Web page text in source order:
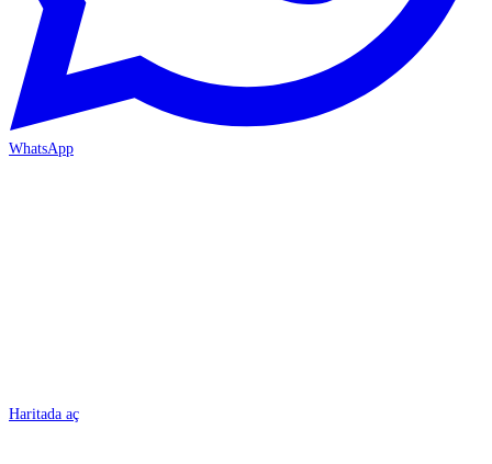
WhatsApp
Haritada aç